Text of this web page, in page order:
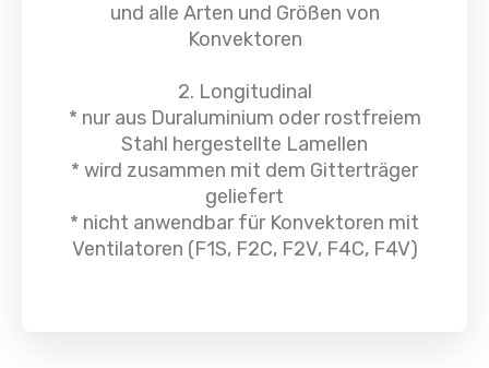
und alle Arten und Größen von
Konvektoren
2. Longitudinal
* nur aus Duraluminium oder rostfreiem
Stahl hergestellte Lamellen
* wird zusammen mit dem Gitterträger
geliefert
* nicht anwendbar für Konvektoren mit
Ventilatoren (F1S, F2C, F2V, F4C, F4V)